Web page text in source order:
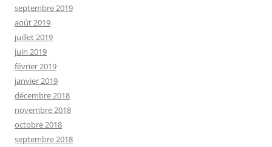
septembre 2019
août 2019
juillet 2019
juin 2019
février 2019
janvier 2019
décembre 2018
novembre 2018
octobre 2018
septembre 2018